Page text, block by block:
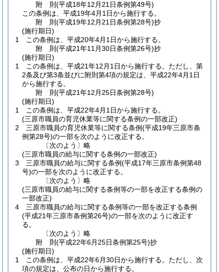
附 則(平成18年12月21日条例第49号)
この条例は、平成19年4月1日から施行する。
附 則(平成19年12月21日条例第28号)抄
(施行期日)
1
この条例は、平成20年4月1日から施行する。
附 則(平成21年11月30日条例第26号)抄
(施行期日)
1
この条例は、平成21年12月1日から施行する。 ただし、第
2条及び第3条並びに附則第4項の規定は、平成22年4月1日
から施行する。
附 則(平成21年12月25日条例第28号)
(施行期日)
1
この条例は、平成22年4月1日から施行する。
(三原市職員の育児休業等に関する条例の一部改正)
2
三原市職員の育児休業等に関する条例(平成19年三原市条
例第28号)の一部を次のように改正する。
〔次のよう〕略
(三原市職員の給与に関する条例の一部改正)
3
三原市職員の給与に関する条例(平成17年三原市条例第48
号)の一部を次のように改正する。
〔次のよう〕略
(三原市職員の給与に関する条例等の一部を改正する条例の
一部改正)
4
三原市職員の給与に関する条例等の一部を改正する条例
(平成21年三原市条例第26号)の一部を次のように改正す
る。
〔次のよう〕略
附 則(平成22年6月25日条例第25号)抄
(施行期日)
1
この条例は、平成22年6月30日から施行する。 ただし、次
項の規定は、公布の日から施行する。